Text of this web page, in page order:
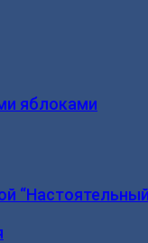
яблоками